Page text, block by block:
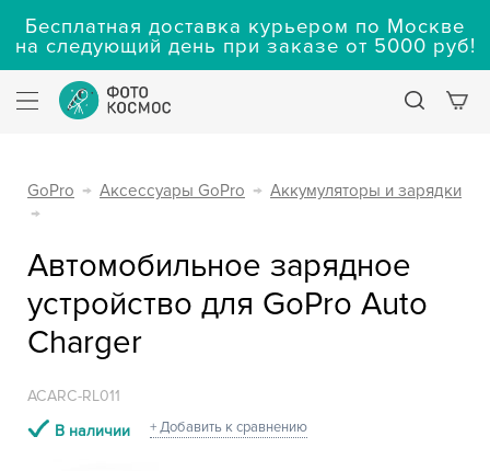
Бесплатная доставка курьером по Москве
на следующий день при заказе от 5000 руб!
GoPro → Аксессуары GoPro → Аккумуляторы и зарядки
→
Автомобильное зарядное
устройство для GoPro Auto
Charger
ACARC-RL011
В наличии
+ Добавить к сравнению